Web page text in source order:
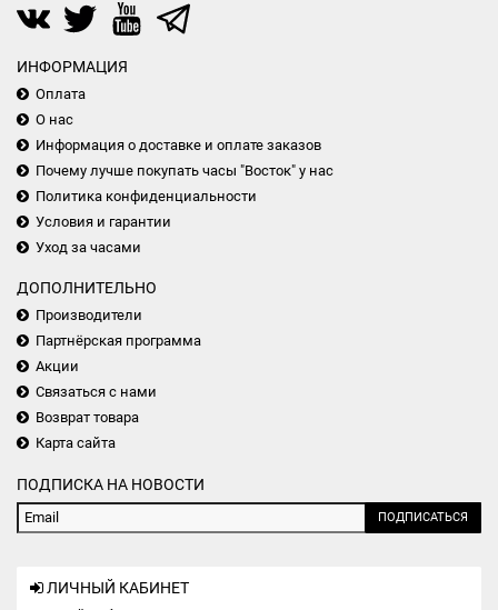
ИНФОРМАЦИЯ
Оплата
О нас
Информация о доставке и оплате заказов
Почему лучше покупать часы "Восток" у нас
Политика конфиденциальности
Условия и гарантии
Уход за часами
ДОПОЛНИТЕЛЬНО
Производители
Партнёрская программа
Акции
Связаться с нами
Возврат товара
Карта сайта
ПОДПИСКА НА НОВОСТИ
ПОДПИСАТЬСЯ
ЛИЧНЫЙ КАБИНЕТ